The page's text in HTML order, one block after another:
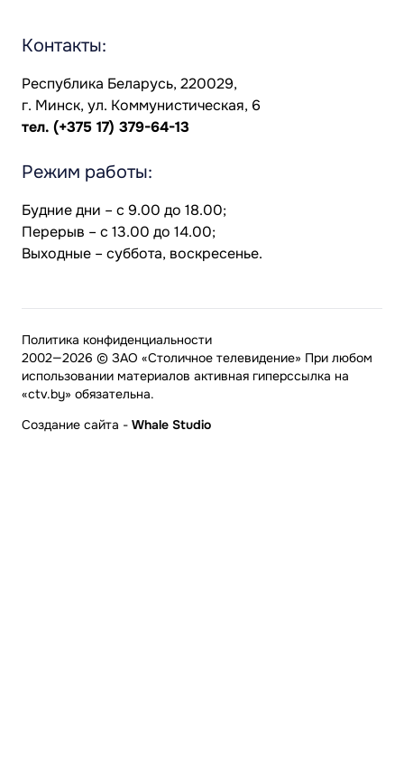
Контакты:
Республика Беларусь, 220029,
г. Минск, ул. Коммунистическая, 6
тел. (+375 17) 379-64-13
Режим работы:
Будние дни – с 9.00 до 18.00;
Перерыв – с 13.00 до 14.00;
Выходные – суббота, воскресенье.
2002—2026 © ЗАО «Столичное телевидение» При любом
использовании материалов активная гиперссылка на
«ctv.by» обязательна.
Политика конфиденциальности
Создание сайта - Whale Studio